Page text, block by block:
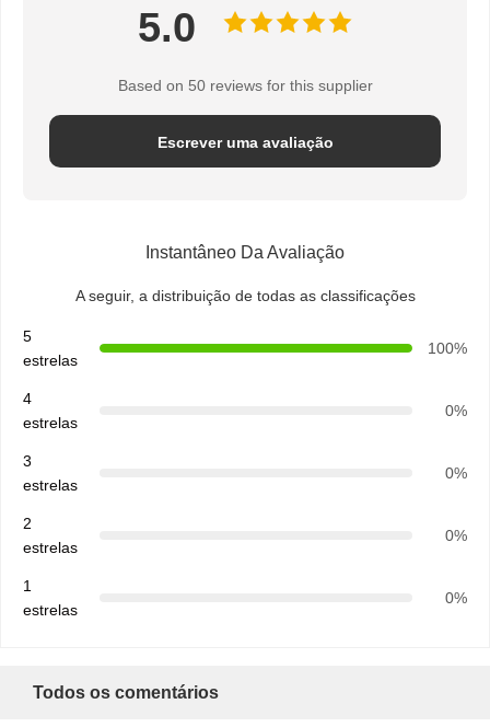
5.0
Based on 50 reviews for this supplier
Escrever uma avaliação
Instantâneo Da Avaliação
A seguir, a distribuição de todas as classificações
5
estrelas
100%
4
estrelas
0%
3
estrelas
0%
2
estrelas
0%
1
estrelas
0%
Todos os comentários